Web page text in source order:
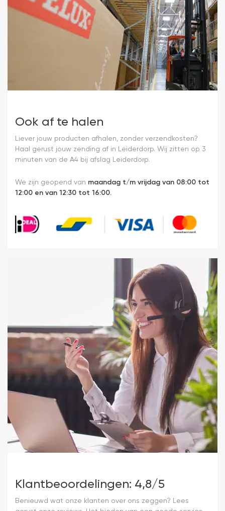
Ook af te halen
Liever jouw producten afhalen, zonder verzendkosten?
Haal gerust jouw zending af in Leiderdorp. Wij zitten op 3
minuten van de A4 bij afslag Leiderdorp.
We zijn geopend van maandag t/m vrijdag van 08:00 tot
12:00 en van 12:30 tot 16:00.
Klantbeoordelingen: 4,8/5
Benieuwd wat onze klanten over ons zeggen? Lees